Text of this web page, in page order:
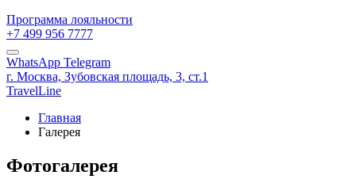
Программа лояльности
+7 499 956 7777
WhatsApp Telegram
г. Москва, Зубовская площадь, 3, ст.1
TravelLine
Главная
Галерея
Фотогалерея